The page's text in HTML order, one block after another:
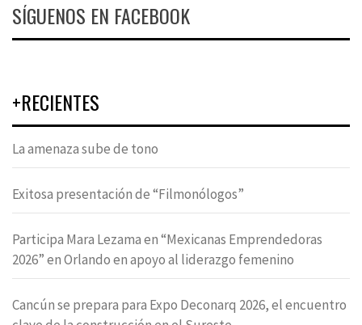
SÍGUENOS EN FACEBOOK
+RECIENTES
La amenaza sube de tono
Exitosa presentación de “Filmonólogos”
Participa Mara Lezama en “Mexicanas Emprendedoras
2026” en Orlando en apoyo al liderazgo femenino
Cancún se prepara para Expo Deconarq 2026, el encuentro